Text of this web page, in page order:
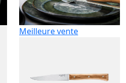
Meilleure vente